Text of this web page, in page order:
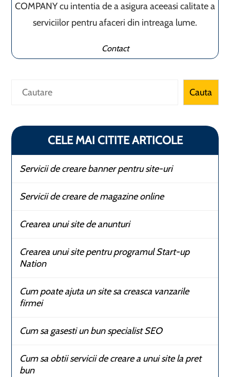
COMPANY cu intentia de a asigura aceeasi calitate a
serviciilor pentru afaceri din intreaga lume.
Contact
Caută Cauta
CELE MAI CITITE ARTICOLE
Servicii de creare banner pentru site-uri
Servicii de creare de magazine online
Crearea unui site de anunturi
Crearea unui site pentru programul Start-up
Nation
Cum poate ajuta un site sa creasca vanzarile
firmei
Cum sa gasesti un bun specialist SEO
Cum sa obtii servicii de creare a unui site la pret
bun